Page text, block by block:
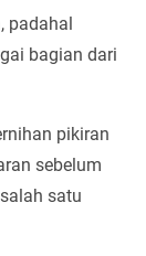
padahal
bagian dari
pikiran
sebelum
satu